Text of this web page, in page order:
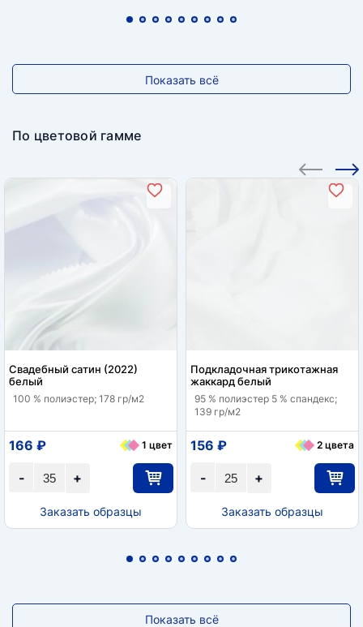
Показать всё
По цветовой гамме
Свадебный сатин (2022)
белый
100 % полиэстер; 178 гр/м2
+
-
166 ₽ 1 цвет
Заказать образцы
Подкладочная трикотажная
жаккард белый
95 % полиэстер 5 % спандекс;
139 гр/м2
+
-
156 ₽ 2 цвета
Заказать образцы
Показать всё